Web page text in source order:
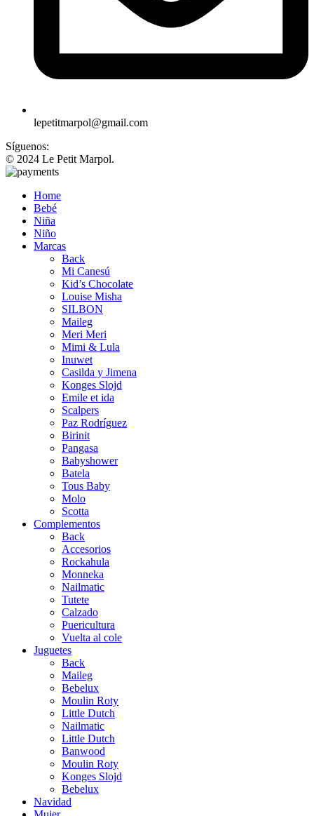
lepetitmarpol@gmail.com
Síguenos:
© 2024 Le Petit Marpol.
Home
Bebé
Niña
Niño
Marcas
Back
Mi Canesú
Kid’s Chocolate
Louise Misha
SILBON
Maileg
Meri Meri
Mimi & Lula
Inuwet
Casilda y Jimena
Konges Slojd
Emile et ida
Scalpers
Paz Rodríguez
Birinit
Pangasa
Babyshower
Batela
Tous Baby
Molo
Scotta
Complementos
Back
Accesorios
Rockahula
Monneka
Nailmatic
Tutete
Calzado
Puericultura
Vuelta al cole
Juguetes
Back
Maileg
Bebelux
Moulin Roty
Little Dutch
Nailmatic
Little Dutch
Banwood
Moulin Roty
Konges Slojd
Bebelux
Navidad